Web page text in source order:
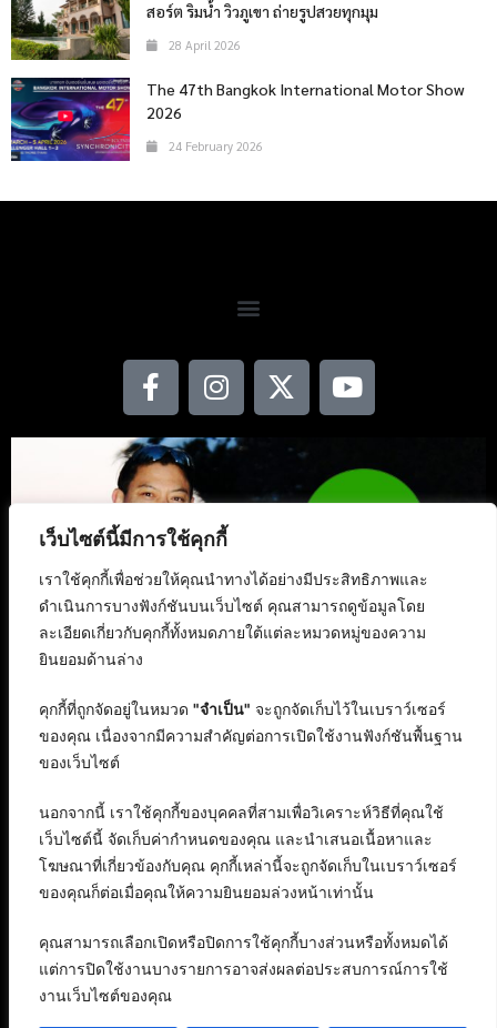
เว็บไซต์นี้มีการใช้คุกกี้
เราใช้คุกกี้เพื่อช่วยให้คุณนำทางได้อย่างมีประสิทธิภาพและ
ดำเนินการบางฟังก์ชันบนเว็บไซต์ คุณสามารถดูข้อมูลโดย
ละเอียดเกี่ยวกับคุกกี้ทั้งหมดภายใต้แต่ละหมวดหมู่ของความ
ยินยอมด้านล่าง
คุกกี้ที่ถูกจัดอยู่ในหมวด "จำเป็น" จะถูกจัดเก็บไว้ในเบราว์เซอร์
ของคุณ เนื่องจากมีความสำคัญต่อการเปิดใช้งานฟังก์ชันพื้นฐาน
ของเว็บไซต์
นอกจากนี้ เราใช้คุกกี้ของบุคคลที่สามเพื่อวิเคราะห์วิธีที่คุณใช้
เว็บไซต์นี้ จัดเก็บค่ากำหนดของคุณ และนำเสนอเนื้อหาและ
โฆษณาที่เกี่ยวข้องกับคุณ คุกกี้เหล่านี้จะถูกจัดเก็บในเบราว์เซอร์
ของคุณก็ต่อเมื่อคุณให้ความยินยอมล่วงหน้าเท่านั้น
คุณสามารถเลือกเปิดหรือปิดการใช้คุกกี้บางส่วนหรือทั้งหมดได้
แต่การปิดใช้งานบางรายการอาจส่งผลต่อประสบการณ์การใช้
งานเว็บไซต์ของคุณ
สอร์ต ริมน้ำ วิวภูเขา ถ่ายรูปสวยทุกมุม
28 April 2026
The 47th Bangkok International Motor Show
2026
24 February 2026
สงวนลิขสิทธิ์ © 2568 : บริษัท อิทธิภัทร เอเจนซี่ จำกัด